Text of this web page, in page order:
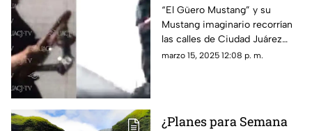
personaje icónico en
Ciudad Juárez
“El Güero Mustang” y su
Mustang imaginario recorrían
las calles de Ciudad Juárez
con un volante en la mano y el
marzo 15, 2025 12:08 p. m.
¿Planes para Semana